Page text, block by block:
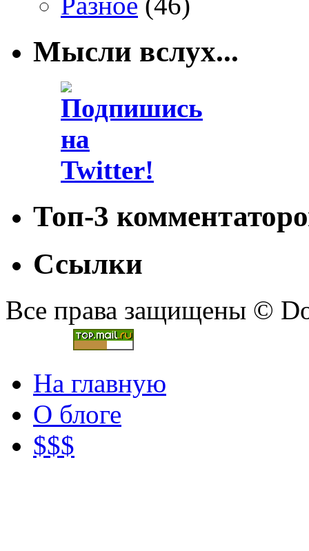
Мысли вслух...
Топ-3
Ссылки
Все права защищены ©
На главную
О блоге
$$$